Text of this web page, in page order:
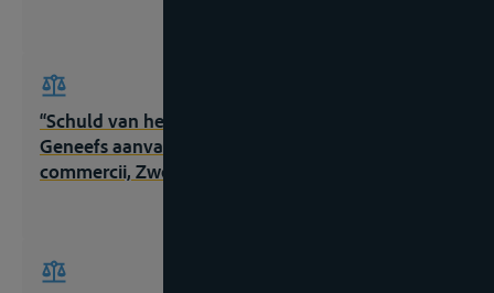
“Schuld van het schip naar aanleiding van het
Geneefs aanvaringstractaat van 1960” in Gratia
commercii, Zwolle, Tjeenk Willink, 1981, 179-194;